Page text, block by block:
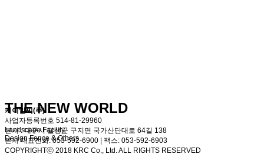
THE NEW WORLD
Landscape Facility,
Design Fence & Others
케이알씨(주)
사업자등록번호 514-81-29960
본사 : 대구시 달성군 구지면 국가산단대로 64길 138
본사 대표전화: 053-592-6900 | 팩스: 053-592-6903
COPYRIGHTⓒ 2018 KRC Co., Ltd. ALL RIGHTS RESERVED